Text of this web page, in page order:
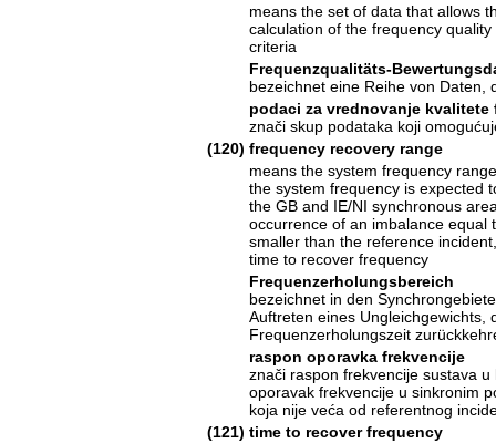
means the set of data that allows
calculation of the frequency quality
criteria
Frequenzqualitäts-
bezeichnet eine Reihe von Daten,
podaci za vrednovanje kvalitete
znači skup podataka koji
(120) frequency recovery range
means the system frequency
the system frequency is expected
the GB and IE/NI synchronous
occurrence of an imbalance equal
smaller than the reference
time to recover frequency
Frequenzerholungsbereich
bezeichnet in den
Auftreten eines Ungleichgewichts,
Frequenzerholungszeit
raspon oporavka frekvencije
znači raspon frekvencije sustava
oporavak frekvencije u sinkronim
koja nije veća od referentnog
(121) time to recover frequency